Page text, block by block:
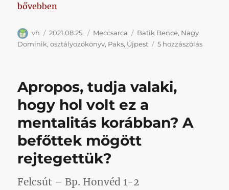
„Batik, Lukic, Mezghrani és Nagy Dominik, Lukic,
bővebben
Szerző
vh Közzétéve
2021.08.25. Kategória
Meccsarca Címke
Batik Bence, Nagy
Dominik,osztályozókönyv, Paks, Újpest 5 hozzászólásBatik,
Apropos, tudja valaki,
hogy hol volt ez a
mentalitás korábban? A
befőttek mögött
rejtegettük?
Felcsút – Bp. Honvéd 1-2